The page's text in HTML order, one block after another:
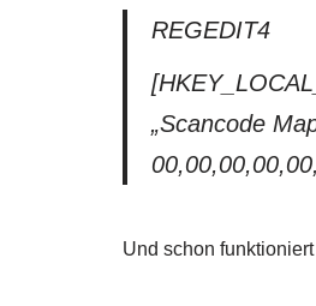
REGEDIT4
„Scancode
Und schon